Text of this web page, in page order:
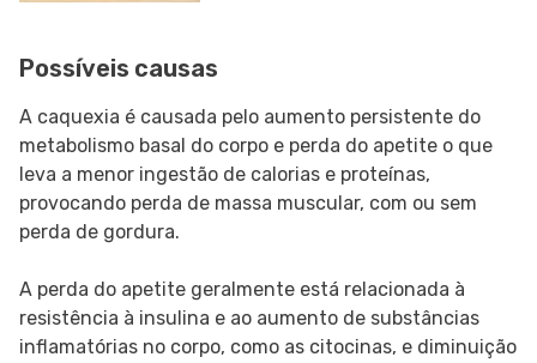
Possíveis causas
A caquexia é causada pelo aumento persistente do
metabolismo basal do corpo e perda do apetite o que
leva a menor ingestão de calorias e proteínas,
provocando perda de massa muscular, com ou sem
perda de gordura.
A perda do apetite geralmente está relacionada à
resistência à insulina e ao aumento de substâncias
inflamatórias no corpo, como as citocinas, e diminuição